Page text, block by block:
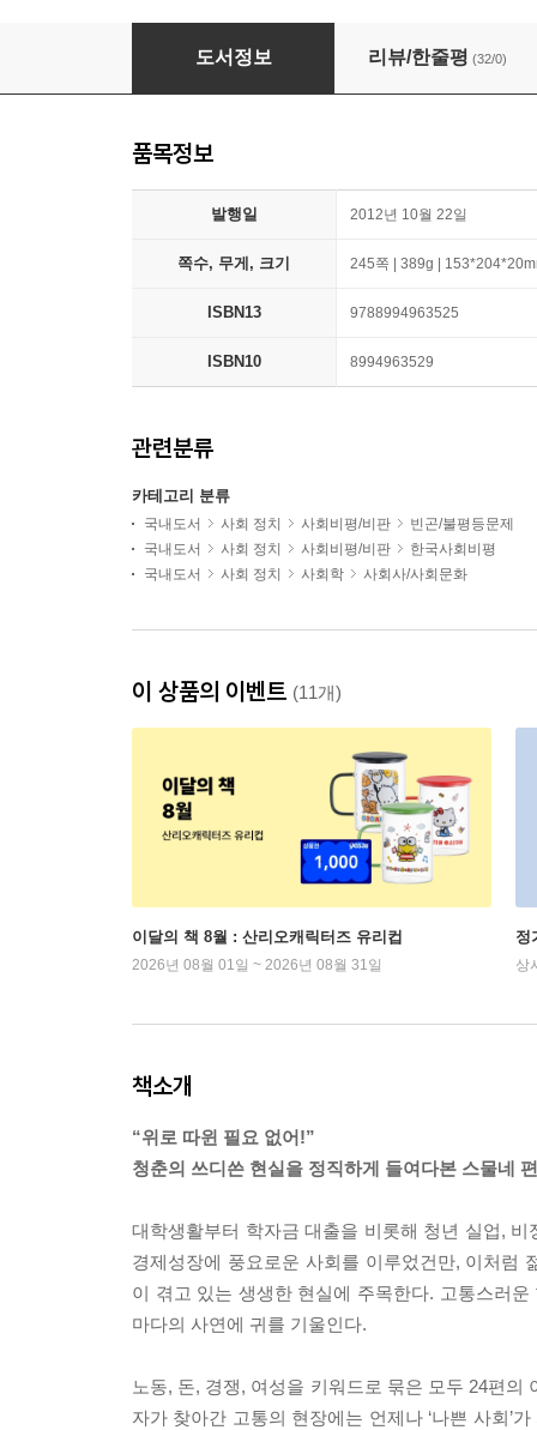
도서정보 리뷰/한줄평 (32/0)
품목정보
발행일 2012년 10월 22일
쪽수, 무게, 크기 245쪽 | 389g |
ISBN13 9788994963525
ISBN10 8994963529
관련분류
카테고리 분류
국내도서 사회 정치 사회비평/비판
빈곤/불평등문제
국내도서
사회 정치 사회비평/비판
한국사회비평
국내도서
사회 정치 사회학 사회사/사회문화
이 상품의 이벤트 (11개)
이달의 책 8월 : 산리오캐릭터즈 유리컵
2026년 08월 01일 ~ 2026년 08월 31일
정
상
책소개
“위로 따윈 필요 없어!”
청춘의 쓰디쓴 현실을 정직하게 들여다본 스물네
대학생활부터 학자금 대출을 비롯해 청년 실업,
경제성장에 풍요로운 사회를 이루었건만, 이처럼
이 겪고 있는 생생한 현실에 주목한다. 고통스러
마다의 사연에 귀를 기울인다.
노동, 돈, 경쟁, 여성을 키워드로 묶은 모두 24편
자가 찾아간 고통의 현장에는 언제나 ‘나쁜 사회’